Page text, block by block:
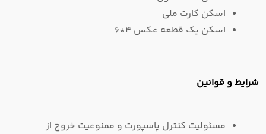
اسکن کارت ملی
اسکن یک قطعه عکس 4*6
شرایط و قوانین
مسئولیت کنترل پاسپورت و ممنوعیت خروج از